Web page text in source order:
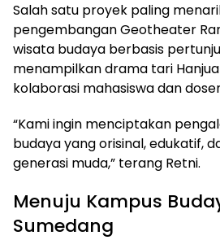
Salah satu proyek paling
pengembangan Geotheater
wisata budaya berbasis
menampilkan drama tari
kolaborasi mahasiswa dan
“Kami ingin menciptakan
budaya yang orisinal, edukatif,
generasi muda,” terang Retni.
Menuju Kampus
Sumedang